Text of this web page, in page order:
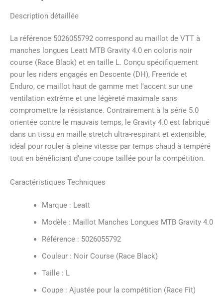
Description détaillée
La référence 5026055792 correspond au maillot de VTT à
manches longues Leatt MTB Gravity 4.0 en coloris noir
course (Race Black) et en taille L. Conçu spécifiquement
pour les riders engagés en Descente (DH), Freeride et
Enduro, ce maillot haut de gamme met l’accent sur une
ventilation extrême et une légèreté maximale sans
compromettre la résistance. Contrairement à la série 5.0
orientée contre le mauvais temps, le Gravity 4.0 est fabriqué
dans un tissu en maille stretch ultra-respirant et extensible,
idéal pour rouler à pleine vitesse par temps chaud à tempéré
tout en bénéficiant d’une coupe taillée pour la compétition.
Caractéristiques Techniques
Marque : Leatt
Modèle : Maillot Manches Longues MTB Gravity 4.0
Référence : 5026055792
Couleur : Noir Course (Race Black)
Taille : L
Coupe : Ajustée pour la compétition (Race Fit)